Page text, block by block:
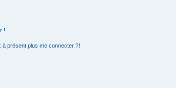
!
à présent plus me connecter ?!